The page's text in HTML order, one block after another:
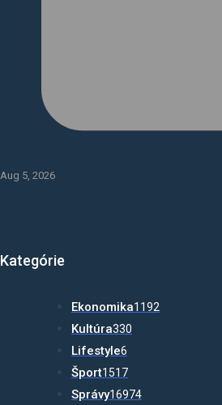
Aug 5, 2026
Kategórie
Ekonomika1192
Kultúra330
Lifestyle6
Šport1517
Správy16974